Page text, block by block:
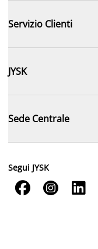
Servizio Clienti
JYSK
Sede Centrale
Segui JYSK
  